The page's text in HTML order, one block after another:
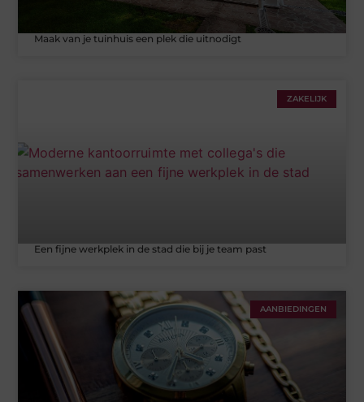
Maak van je tuinhuis een plek die uitnodigt
ZAKELIJK
Een fijne werkplek in de stad die bij je team past
AANBIEDINGEN